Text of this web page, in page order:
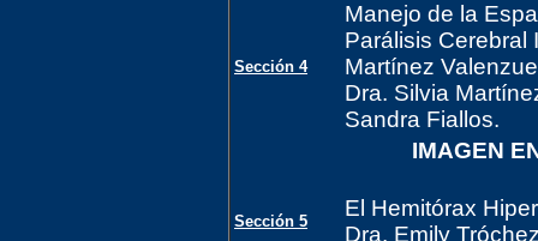
Sección 4
Manejo de la
Parálisis Cerebral
Martínez
Dra. Silvia
Sandra Fiallos.
IMAGEN
Sección 5
El Hemitórax
Dra. Emily